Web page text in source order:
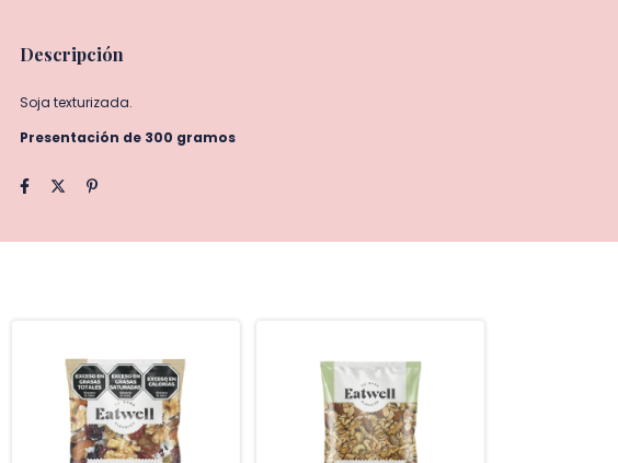
Descripción
Soja texturizada.
Presentación de 300 gramos